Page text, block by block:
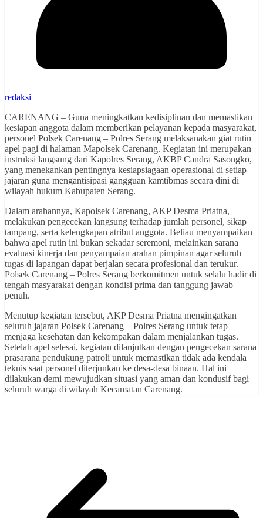
redaksi
CARENANG – Guna meningkatkan kedisiplinan dan memastikan
kesiapan anggota dalam memberikan pelayanan kepada masyarakat,
personel Polsek Carenang – Polres Serang melaksanakan giat rutin
apel pagi di halaman Mapolsek Carenang. Kegiatan ini merupakan
instruksi langsung dari Kapolres Serang, AKBP Candra Sasongko,
yang menekankan pentingnya kesiapsiagaan operasional di setiap
jajaran guna mengantisipasi gangguan kamtibmas secara dini di
wilayah hukum Kabupaten Serang.
Dalam arahannya, Kapolsek Carenang, AKP Desma Priatna,
melakukan pengecekan langsung terhadap jumlah personel, sikap
tampang, serta kelengkapan atribut anggota. Beliau menyampaikan
bahwa apel rutin ini bukan sekadar seremoni, melainkan sarana
evaluasi kinerja dan penyampaian arahan pimpinan agar seluruh
tugas di lapangan dapat berjalan secara profesional dan terukur.
Polsek Carenang – Polres Serang berkomitmen untuk selalu hadir di
tengah masyarakat dengan kondisi prima dan tanggung jawab
penuh.
Menutup kegiatan tersebut, AKP Desma Priatna mengingatkan
seluruh jajaran Polsek Carenang – Polres Serang untuk tetap
menjaga kesehatan dan kekompakan dalam menjalankan tugas.
Setelah apel selesai, kegiatan dilanjutkan dengan pengecekan sarana
prasarana pendukung patroli untuk memastikan tidak ada kendala
teknis saat personel diterjunkan ke desa-desa binaan. Hal ini
dilakukan demi mewujudkan situasi yang aman dan kondusif bagi
seluruh warga di wilayah Kecamatan Carenang.